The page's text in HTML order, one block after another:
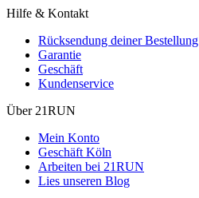
Hilfe & Kontakt
Rücksendung deiner Bestellung
Garantie
Geschäft
Kundenservice
Über 21RUN
Mein Konto
Geschäft Köln
Arbeiten bei 21RUN
Lies unseren Blog